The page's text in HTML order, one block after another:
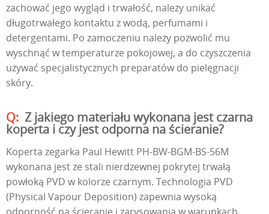
zachować jego wygląd i trwałość, należy unikać
długotrwałego kontaktu z wodą, perfumami i
detergentami. Po zamoczeniu należy pozwolić mu
wyschnąć w temperaturze pokojowej, a do czyszczenia
używać specjalistycznych preparatów do pielęgnacji
skóry.
Z jakiego materiału wykonana jest czarna
koperta i czy jest odporna na ścieranie?
Koperta zegarka Paul Hewitt PH-BW-BGM-BS-56M
wykonana jest ze stali nierdzewnej pokrytej trwałą
powłoką PVD w kolorze czarnym. Technologia PVD
(Physical Vapour Deposition) zapewnia wysoką